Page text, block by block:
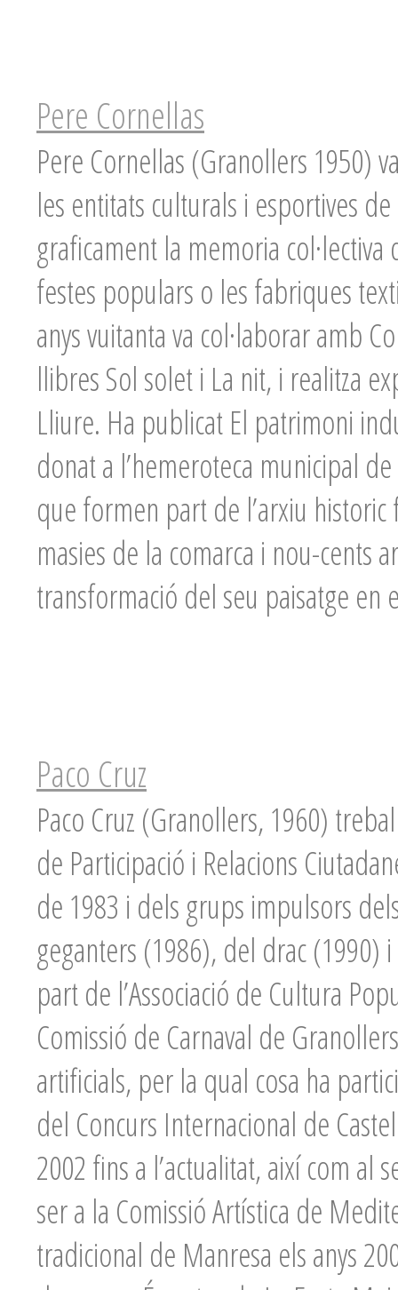
Pere Cornellas
Pere Cornellas (Granollers 1950)
les entitats culturals i esportives
graficament la memoria
festes populars o les fabriques
anys vuitanta va col·laborar amb
llibres Sol solet i La nit, i realitza
Lliure. Ha publicat El patrimoni
donat a l’hemeroteca municipal
que formen part de l’arxiu
masies de la comarca i nou-cents
transformació del seu paisatge en
Paco Cruz
Paco Cruz (Granollers, 1960)
de Participació i Relacions
de 1983 i dels grups impulsors
geganters (1986), del drac
part de l’Associació de Cultura
Comissió de Carnaval de
artificials, per la qual cosa ha
del Concurs Internacional de
2002 fins a l’actualitat, així com
ser a la Comissió Artística de
tradicional de Manresa els anys